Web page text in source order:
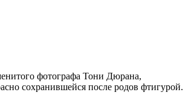
фотографа Тони Дюрана,
сохранившейся после родов фтигурой.